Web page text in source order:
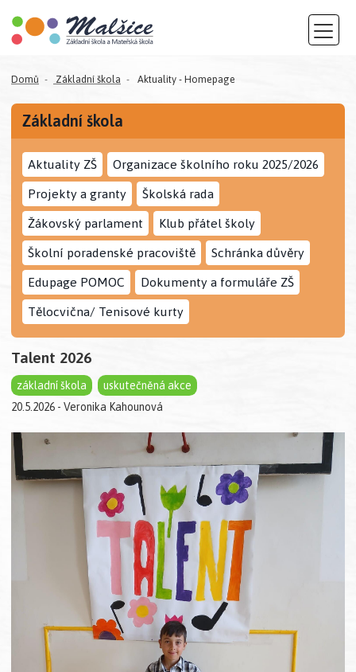
Domů Základní škola Aktuality - Homepage
Základní škola
Aktuality ZŠ Organizace školního roku 2025/2026
Projekty a granty Školská rada
Žákovský parlament Klub přátel školy
Školní poradenské pracoviště Schránka důvěry
Edupage POMOC Dokumenty a formuláře ZŠ
Tělocvična/ Tenisové kurty
Talent 2026
základní škola
uskutečněná akce
20.5.2026 - Veronika Kahounová